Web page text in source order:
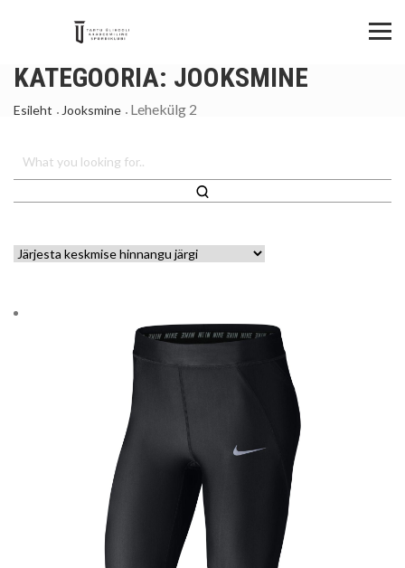
KATEGOORIA: JOOKSMINE
Esileht Jooksmine Lehekülg 2